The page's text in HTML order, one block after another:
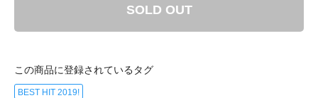
SOLD OUT
この商品に登録されているタグ
BEST HIT 2019!